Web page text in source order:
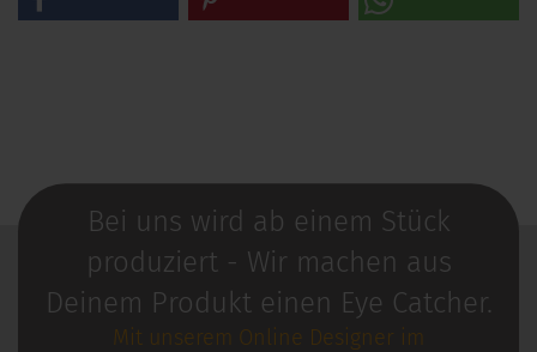
Bei uns wird ab einem Stück
produziert - Wir machen aus
Deinem Produkt einen Eye Catcher.
Mit unserem Online Designer im